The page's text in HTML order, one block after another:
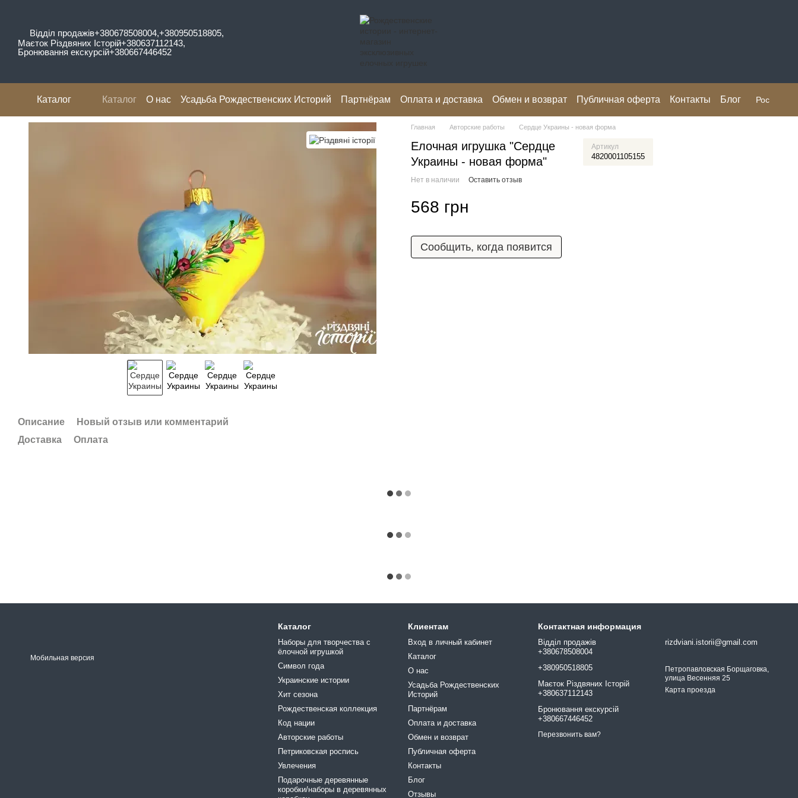
Відділ продажів+380678508004,+380950518805,
Маєток Різдвяних Історій+380637112143,
Бронювання екскурсій+380667446452
Каталог Каталог О нас Усадьба Рождественских Историй Партнёрам Оплата и доставка Обмен и возврат Публичная оферта Контакты
Блог
Рос
Описание
Новый отзыв или комментарий
Доставка
Оплата
Главная Авторские работы Сердце Украины - новая форма
Елочная игрушка "Сердце
Украины - новая форма"
Артикул
4820001105155
Нет в наличии Оставить отзыв
568 грн
Сообщить, когда появится
Мобильная версия
Каталог
Наборы для творчества с
ёлочной игрушкой
Символ года
Украинские истории
Хит сезона
Рождественская коллекция
Код нации
Авторские работы
Петриковская роспись
Увлечения
Подарочные деревянные
коробки/наборы в деревянных
Клиентам
Вход в личный кабинет
Каталог
О нас
Усадьба Рождественских
Историй
Партнёрам
Оплата и доставка
Обмен и возврат
Публичная оферта
Контакты
Блог
Отзывы
Контактная информация
Відділ продажів
+380678508004
+380950518805
Маєток Різдвяних Історій
+380637112143
Бронювання екскурсій
+380667446452
Перезвонить вам?
rizdviani.istorii@gmail.com
Петропавловская Борщаговка,
улица Весенняя 25
Карта проезда